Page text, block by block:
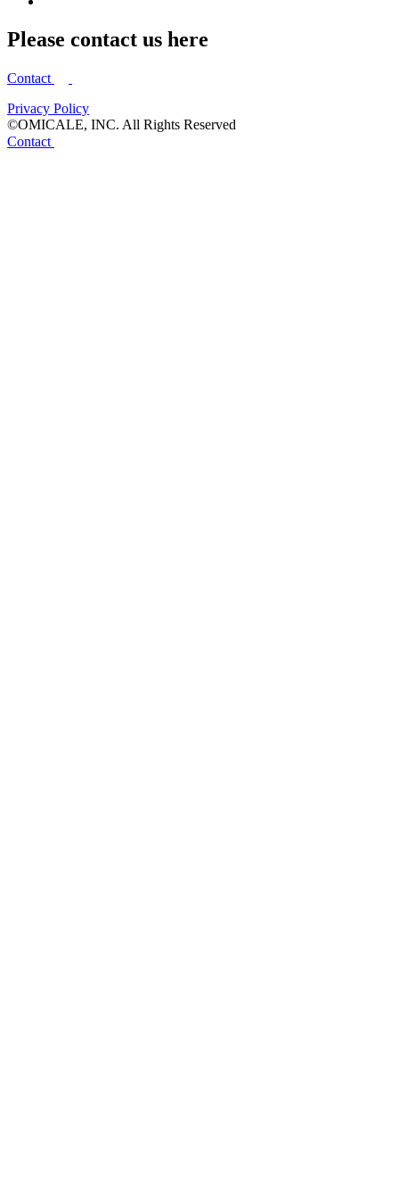
Please contact us here
Contact
Privacy Policy
©OMICALE, INC. All Rights Reserved
Contact